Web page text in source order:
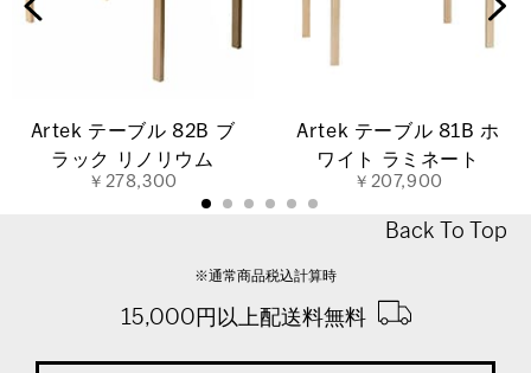
Artek テーブル 82B ブ
ラック リノリウム
￥278,300
Artek テーブル 81B ホ
ワイト ラミネート
￥207,900
Back To Top
※通常商品税込計算時
15,000円以上配送料無料